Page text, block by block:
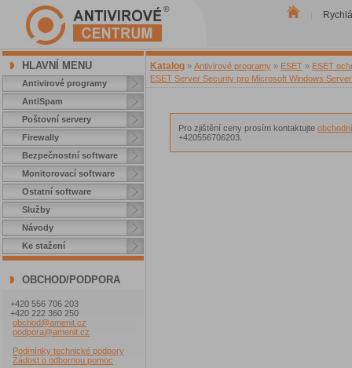
HLAVNÍ MENU
Antivirové programy
AntiSpam
Poštovní servery
Firewally
Bezpečnostní software
Monitorovací software
Ostatní software
Služby
Návody
Ke stažení
OBCHOD/PODPORA
+420 556 706 203
+420 222 360 250
obchod@amenit.cz
podpora@amenit.cz
Podmínky technické podpory
Žádost o odbornou pomoc
Katalog » Antivirové programy » ESET » ESET
ESET Server Security pro Microsoft Windows
Pro zjištění ceny prosím kontaktujte
+420556706203.